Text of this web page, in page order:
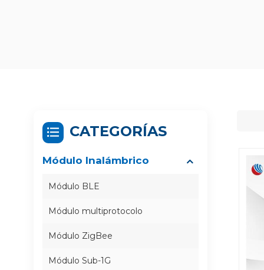
CATEGORÍAS
Módulo Inalámbrico
Módulo BLE
Módulo multiprotocolo
Módulo ZigBee
Módulo Sub-1G